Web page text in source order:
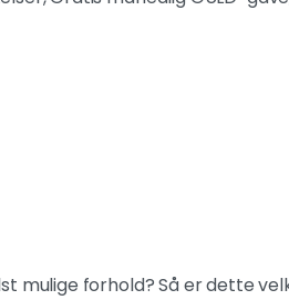
mulige forhold? Så er dette